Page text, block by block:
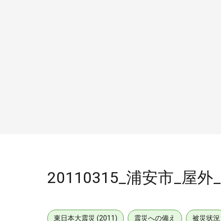
20110315_浦安市_屋外
東日本大震災 (2011) 震災への備え 被災状況